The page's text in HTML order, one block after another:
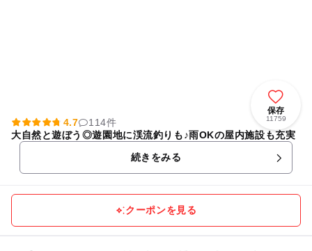
保存
11759
4.7
114件
大自然と遊ぼう◎遊園地に渓流釣りも♪雨OKの屋内施設も充実
続きをみる
クーポンを見る